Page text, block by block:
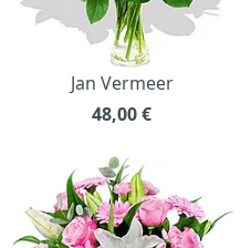
Jan Vermeer
48,00€